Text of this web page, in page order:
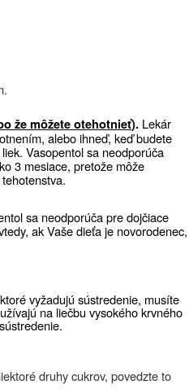
že môžete otehotnieť). Lekár
alebo ihneď, keď budete
Vasopentol sa neodporúča
3 mesiace, pretože môže
sa neodporúča pre dojčiace
ak Vaše dieťa je novorodenec,
vyžadujú sústredenie, musíte
na liečbu vysokého krvného
druhy cukrov, povedzte to